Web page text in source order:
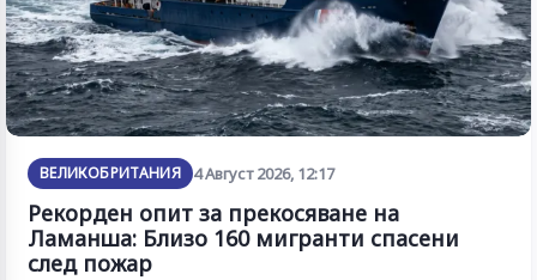
ВЕЛИКОБРИТАНИЯ 4 Август 2026, 12:17
Рекорден опит за прекосяване на
Ламанша: Близо 160 мигранти спасени
след пожар